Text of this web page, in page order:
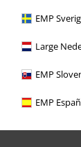
EMP
Large
EMP
EMP